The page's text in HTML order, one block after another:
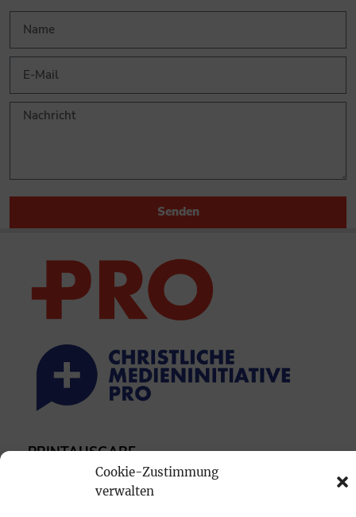
Cookie-Zustimmung
verwalten
Senden
PRINTAUSGABE
Mediadaten